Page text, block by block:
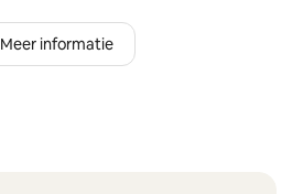
Meer informatie